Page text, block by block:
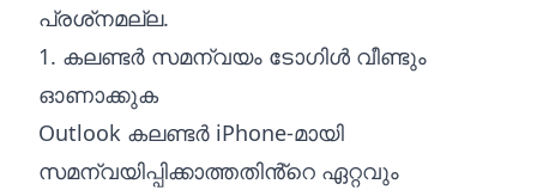
പ്രശ്‌നമല്ല.
1. കലണ്ടർ സമന്വയം ടോഗിൾ വീണ്ടും
ഓണാക്കുക
Outlook കലണ്ടർ iPhone-മായി
സമന്വയിപ്പിക്കാത്തതിൻ്റെ ഏറ്റവും